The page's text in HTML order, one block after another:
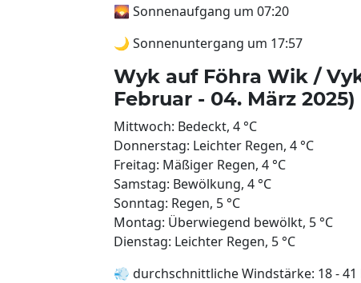
🌄 Sonnenaufgang um 07:20
🌙 Sonnenuntergang um 17:57
Wyk auf Föhra Wik /
Februar - 04. März 2025)
Mittwoch: Bedeckt, 4 °C
Donnerstag: Leichter Regen, 4 °C
Freitag: Mäßiger Regen, 4 °C
Samstag: Bewölkung, 4 °C
Sonntag: Regen, 5 °C
Montag: Überwiegend bewölkt, 5 °C
Dienstag: Leichter Regen, 5 °C
💨 durchschnittliche Windstärke: 18 -